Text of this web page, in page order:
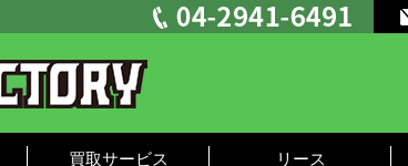
買取サービス リース